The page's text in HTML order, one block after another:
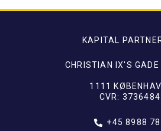
KAPITAL
CHRISTIAN IX'S
1111
CVR:
+45 8988